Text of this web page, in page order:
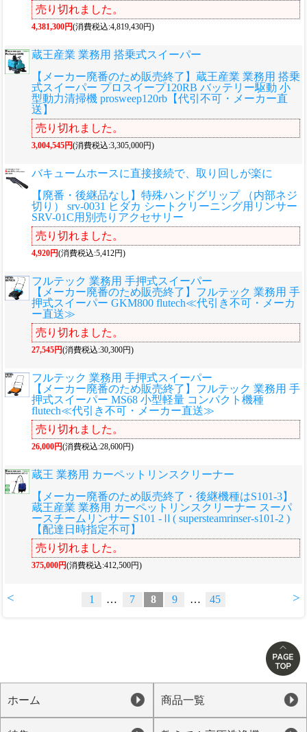
売り切れました。
4,381,300円(消費税込:4,819,430円)
蔵王産業 業務用 搭乗式スイーパー
【メーカー廃番のため販売終了】蔵王産業 業務用 搭乗
式スイーパー プロスイープ120RB バッテリー駆動 小
型動力清掃機 prosweep120rb【代引不可・メーカー直
送】
売り切れました。
3,004,545円(消費税込:3,305,000円)
バキュームホースに直接接続で、取り回しが楽に
【廃番・後継品なし】特殊ハンドグリップ （内部ネジ
切り） srv-0031 ヒダカ シートクリーニング用リンサー
SRV-01C用別売りアクセサリー
売り切れました。
4,920円(消費税込:5,412円)
フルテック 業務用 手押式スイーパー
【メーカー廃番のため販売終了】フルテック 業務用 手
押式スイーパー GKM800 flutech≪代引き不可・メーカ
ー直送≫
売り切れました。
27,545円(消費税込:30,300円)
フルテック 業務用 手押式スイーパー
【メーカー廃番のため販売終了】フルテック 業務用 手
押式スイーパー MS68 小型軽量 コンパクト機種
flutech≪代引き不可・メーカー直送≫
売り切れました。
26,000円(消費税込:28,600円)
蔵王 業務用 カーペットリンスクリーナー
【メーカー廃番のため販売終了・後継機種はS101-3】
蔵王産業 業務用 カーペットリンスクリーナー スーパ
ースチームリンサー S101 -Ⅱ( supersteamrinser-s101-2 )
【配達日時指定不可】
売り切れました。
375,000円(消費税込:412,500円)
< >
1 … 7 8 9 … 45
ホーム 商品一覧